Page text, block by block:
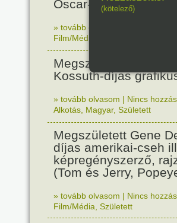
Oscar-díjas olasz
» tovább olvasom
Film/Média
Megszületett Reich
Kossuth-díjas
» tovább olvasom | Nincs
Alkotás Magyar, Született
Megszületett Gene
díjas amerikai-cseh
képregényszerző,
(Tom és Jerry,
» tovább olvasom | Nincs
Film/Média Született
(kötelező)